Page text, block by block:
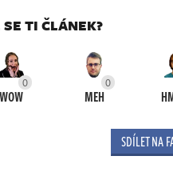
TI ČLÁNEK?
0
WOW
0
MEH
SDÍLET NA